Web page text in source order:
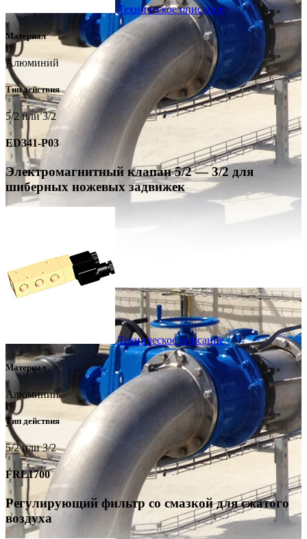
Техническое описание
Материал
Алюминий
Тип действия
5/2 или 3/2
ED341-P03
Электромагнитный клапан 5/2 — 3/2 для
шиберных ножевых задвижек
Техническое описание
Материал
Алюминий
Тип действия
5/2 или 3/2
FRL1700
Регулирующий фильтр со смазкой для сжатого
воздуха